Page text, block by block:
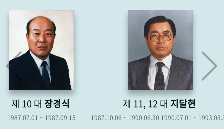
기록물 아카이브
사진 아카이브 문서 기록물 행정박물 영상 기록물
50+1주년 기념
성과 50선 숫자로 보는 50년 50+1 주년 광장
세계와 함께 한 KIHASA
제 10 대 장경식
1987.07.01 ~ 1987.09.15
제 11, 12 대 지달현
1987.10.06 ~ 1990.06.30 1990.07.01 ~